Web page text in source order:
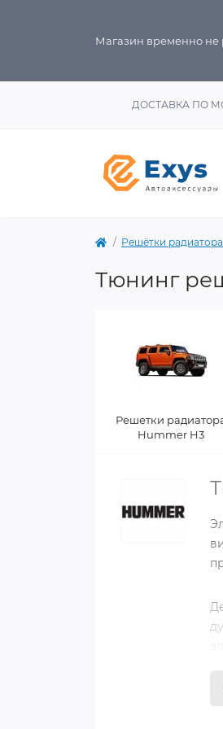
Магазин временно не
ДОСТАВКА ПО
Решётки радиатора
Тюнинг
Решетки
Hummer H3